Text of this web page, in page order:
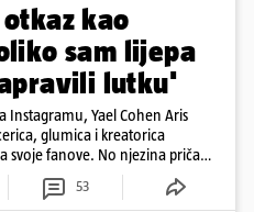
otkaz kao
sam lijepa
lutku'
Instagramu, Yael Cohen Aris
glumica i kreatorica
svoje fanove. No njezina priča
neočekivanim izazovima
53